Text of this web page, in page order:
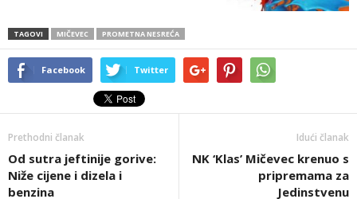
TAGOVI MIČEVEC PROMETNA NESREĆA
Facebook Twitter
Prethodni članak
Od sutra jeftinije gorive:
Niže cijene i dizela i
benzina
Idući članak
NK ‘Klas’ Mičevec krenuo s
pripremama za
Jedinstvenu